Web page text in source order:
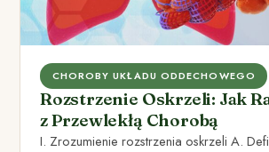
CHOROBY UKŁADU ODDECHOWEGO
Rozstrzenie Oskrzeli: Jak
z Przewlekłą Chorobą
I. Zrozumienie rozstrzenia oskrzeli A.